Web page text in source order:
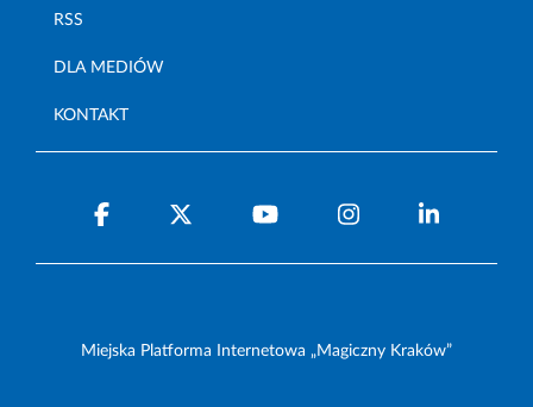
RSS
DLA MEDIÓW
KONTAKT
Miejska Platforma Internetowa „Magiczny Kraków”